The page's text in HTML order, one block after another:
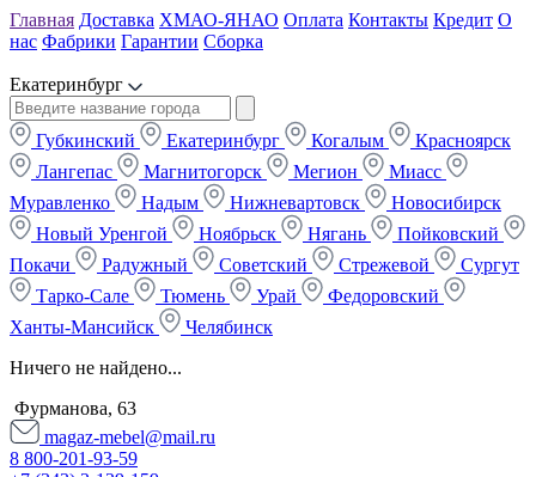
Главная Доставка ХМАО-ЯНАО Оплата Контакты Кредит О
нас Фабрики Гарантии Сборка
Екатеринбург
Губкинский Екатеринбург Когалым
Красноярск
Лангепас
Магнитогорск Мегион
Миасс
Муравленко
Надым Нижневартовск
Новосибирск
Новый Уренгой
Ноябрьск Нягань
Пойковский
Покачи
Радужный Советский Стрежевой
Сургут
Тарко-Сале
Тюмень Урай
Федоровский
Ханты-Мансийск
Челябинск
Ничего не найдено...
Фурманова, 63
magaz-mebel@mail.ru
8 800-201-93-59